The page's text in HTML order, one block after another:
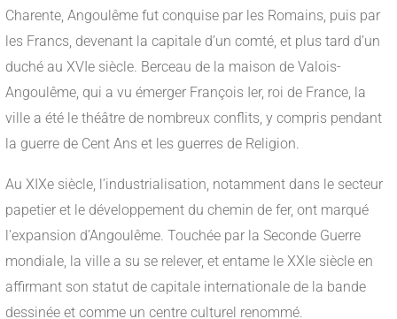
Charente, Angoulême fut conquise par les Romains, puis par
les Francs, devenant la capitale d’un comté, et plus tard d’un
duché au XVIe siècle. Berceau de la maison de Valois-
Angoulême, qui a vu émerger François Ier, roi de France, la
ville a été le théâtre de nombreux conflits, y compris pendant
la guerre de Cent Ans et les guerres de Religion.
Au XIXe siècle, l’industrialisation, notamment dans le secteur
papetier et le développement du chemin de fer, ont marqué
l’expansion d’Angoulême. Touchée par la Seconde Guerre
mondiale, la ville a su se relever, et entame le XXIe siècle en
affirmant son statut de capitale internationale de la bande
dessinée et comme un centre culturel renommé.